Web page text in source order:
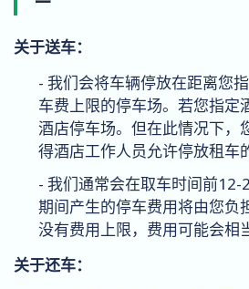
关于送车：
- 我们会将车辆停放在距离您
车费上限的停车场。若您指定
酒店停车场。但在此情况下，
得酒店工作人员允许停放租车
- 我们通常会在取车时间前
期间产生的停车费用将由您负
没有费用上限，费用可能会相
关于还车：